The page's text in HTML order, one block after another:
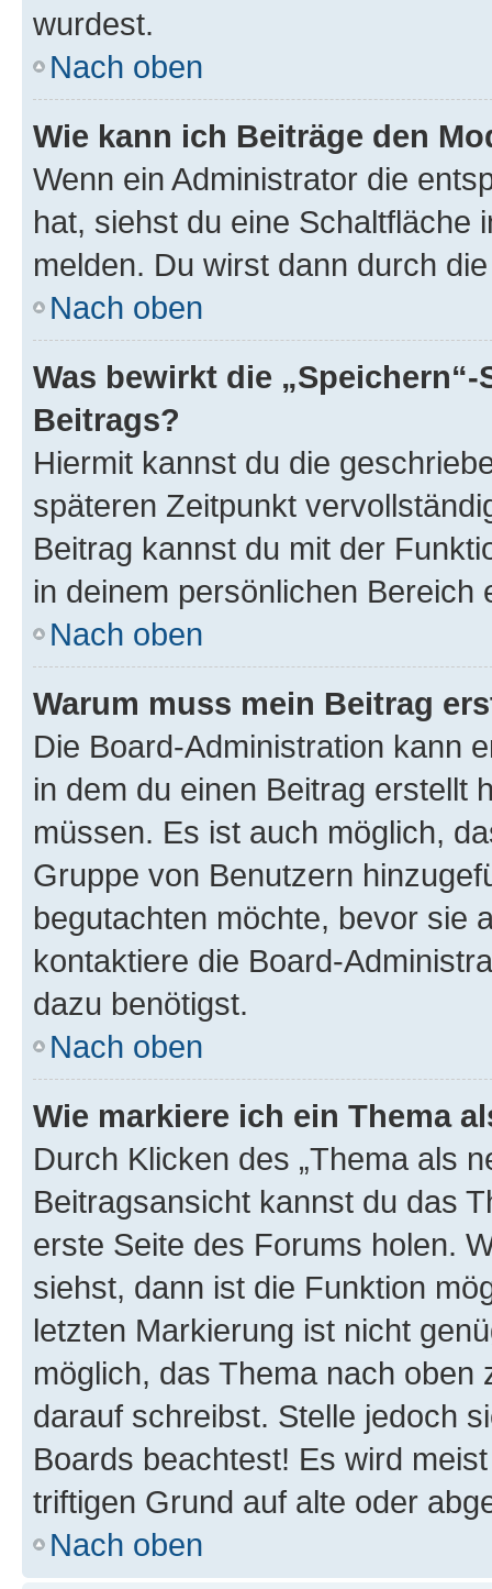
wurdest.
Nach oben
Wie kann ich Beiträge den
Wenn ein Administrator die
hat, siehst du eine Schaltfläche
melden. Du wirst dann durch
Nach oben
Was bewirkt die
Beitrags?
Hiermit kannst du die
späteren Zeitpunkt
Beitrag kannst du mit der
in deinem persönlichen Bereich
Nach oben
Warum muss mein Beitrag
Die Board-Administration kann
in dem du einen Beitrag erstellt
müssen. Es ist auch möglich,
Gruppe von Benutzern
begutachten möchte, bevor sie
kontaktiere die Board-
dazu benötigst.
Nach oben
Wie markiere ich ein Thema
Durch Klicken des „Thema als
Beitragsansicht kannst du das
erste Seite des Forums holen.
siehst, dann ist die Funktion
letzten Markierung ist nicht
möglich, das Thema nach oben
darauf schreibst. Stelle jedoch
Boards beachtest! Es wird
triftigen Grund auf alte oder
Nach oben